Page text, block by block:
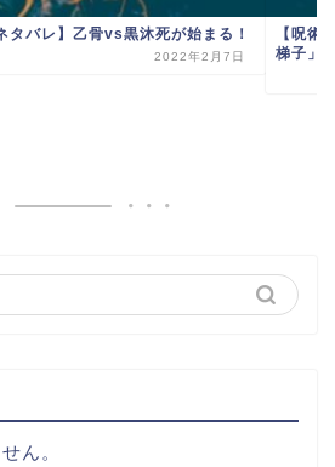
タバレ】乙骨vs黒沐死が始まる！
2022年2月7日
【呪術
梯子」
ん。